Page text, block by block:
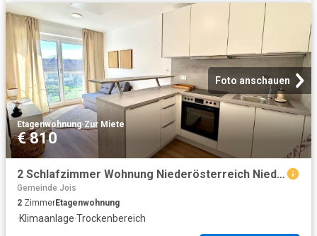
Foto anschauen
Etagenwohnung·Zur Miete
€ 810
2 Schlafzimmer Wohnung Niederösterreich Niederösterreich 104642201
Gemeinde Jois
2 ZimmerEtagenwohnung
·Klimaanlage·Trockenbereich